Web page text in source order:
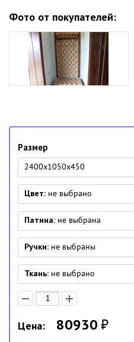
Фото от покупателей:
Размер
2400х1050х450
Цвет: не выбрано
Патина: не выбрана
Ручки: не выбраны
Ткань: не выбрано
Цена: 80930₽